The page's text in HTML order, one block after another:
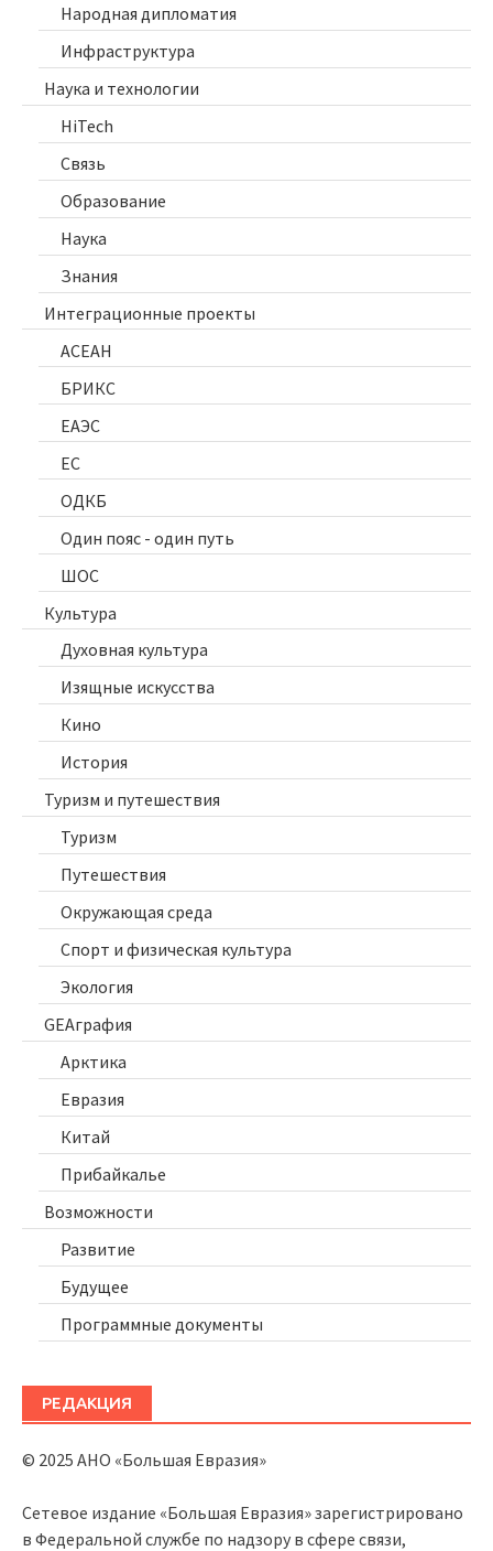
Народная дипломатия
Инфраструктура
Наука и технологии
HiTech
Связь
Образование
Наука
Знания
Интеграционные проекты
АСЕАН
БРИКС
ЕАЭС
ЕС
ОДКБ
Один пояс - один путь
ШОС
Культура
Духовная культура
Изящные искусства
Кино
История
Туризм и путешествия
Туризм
Путешествия
Окружающая среда
Спорт и физическая культура
Экология
GEAграфия
Арктика
Евразия
Китай
Прибайкалье
Возможности
Развитие
Будущее
Программные документы
РЕДАКЦИЯ
© 2025 АНО «Большая Евразия»
Сетевое издание «Большая Евразия» зарегистрировано
в Федеральной службе по надзору в сфере связи,